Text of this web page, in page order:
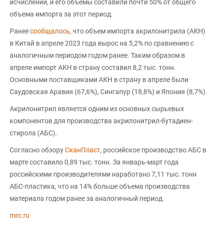
исчислении, и его объемы составили почти 50% от общего
объема импорта за этот период.
Ранеесообщалось, что объем импорта акрилонитрила (AКН)
в Китай в апреле 2023 года вырос на 5,2% по сравнению с
аналогичным периодом годом ранее. Таким образом в
апреле импорт АКН в страну составил 8,2 тыс. тонн.
Основными поставщиками АКН в страну в апреле были
Саудовская Аравия (67,6%), Сингапур (18,8%) и Япония (8,7%).
Акрилонитрил является одним из основных сырьевых
компонентов для производства акрилонитрил-бутадиен-
стирола (АБС).
Согласно обзоруСканПласт, российское производство АБС в
марте составило 0,89 тыс. тонн. За январь-март года
российскими производителями наработано 7,11 тыс. тонн
АБС-пластика, что на 14% больше объема производства
материала годом ранее за аналогичный период.
mrc.ru